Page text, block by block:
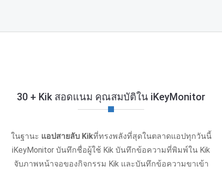
30 + Kik สอดแนม คุณสมบัติใน iKeyMonitor
ในฐานะ แอปสายลับ Kikที่ทรงพลังที่สุดในตลาดแอปทุกวันนี้
iKeyMonitor บันทึกชื่อผู้ใช้ Kik บันทึกข้อความที่พิมพ์ใน Kik
จับภาพหน้าจอของกิจกรรม Kik และบันทึกข้อความขาเข้า